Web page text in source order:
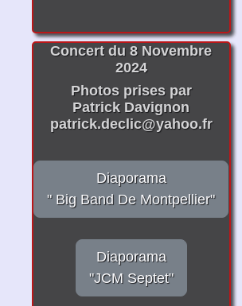
Concert du 8 Novembre
2024
Photos prises par
Patrick Davignon
patrick.declic@yahoo.fr
Diaporama
" Big Band De Montpellier"
Diaporama
"JCM Septet"